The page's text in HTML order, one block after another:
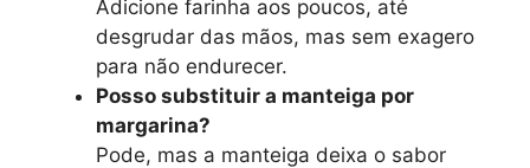
Adicione farinha aos poucos, até
desgrudar das mãos, mas sem exagero
para não endurecer.
Posso substituir a manteiga por
margarina?
Pode, mas a manteiga deixa o sabor